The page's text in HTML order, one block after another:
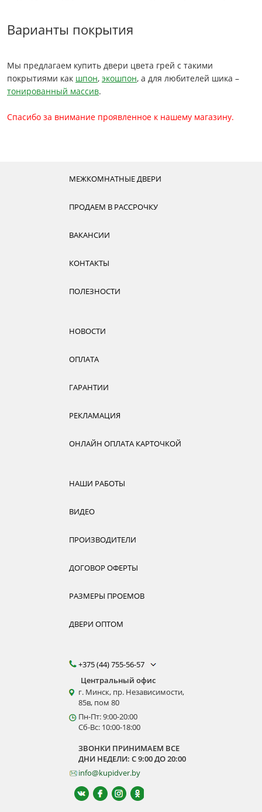
Варианты покрытия
Мы предлагаем купить двери цвета грей с такими
покрытиями как шпон, экошпон, а для любителей шика –
тонированный массив.
Спасибо за внимание проявленное к нашему магазину.
МЕЖКОМНАТНЫЕ ДВЕРИ
ПРОДАЕМ В РАССРОЧКУ
ВАКАНСИИ
КОНТАКТЫ
ПОЛЕЗНОСТИ
НОВОСТИ
ОПЛАТА
ГАРАНТИИ
РЕКЛАМАЦИЯ
ОНЛАЙН ОПЛАТА КАРТОЧКОЙ
НАШИ РАБОТЫ
ВИДЕО
ПРОИЗВОДИТЕЛИ
ДОГОВОР ОФЕРТЫ
РАЗМЕРЫ ПРОЕМОВ
ДВЕРИ ОПТОМ
+375 (44) 755-56-57
Центральный офис
г. Минск, пр. Независимости,
85в, пом 80
Пн-Пт: 9:00-20:00
Сб-Вс: 10:00-18:00
ЗВОНКИ ПРИНИМАЕМ ВСЕ
ДНИ НЕДЕЛИ: С 9:00 ДО 20:00
info@kupidver.by